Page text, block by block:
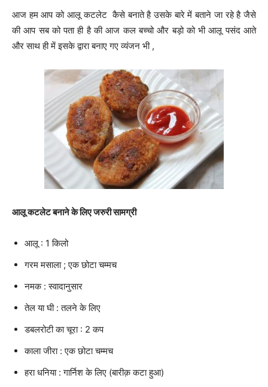
आज हम आप को आलू कटलेट कैसे बनाते है उसके बारे में बताने जा रहे है जैसे
की आप सब को पता ही है की आज कल बच्चो और बड़ो को भी आलू पसंद आते
और साथ ही में इसके द्वारा बनाए गए व्यंजन भी ,
आलू कटलेट बनाने के लिए जरुरी सामग्री
आलू : 1 किलो
गरम मसाला ; एक छोटा चम्मच
नमक : स्वादानुसार
तेल या घी : तलने के लिए
डबलरोटी का चूरा : 2 कप
काला जीरा : एक छोटा चम्मच
हरा धनिया : गार्निश के लिए (बारीक़ कटा हुआ)